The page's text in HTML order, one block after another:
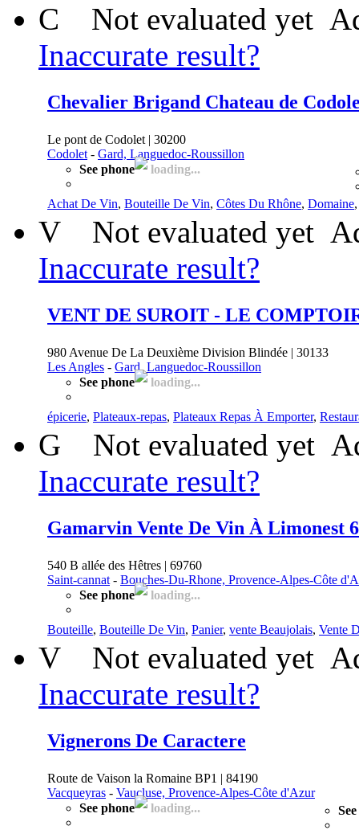
C Not evaluated yet
Inaccurate result?
Chevalier Brigand Chateau de
Le pont de Codolet | 30200
Codolet - Gard, Languedoc-Roussillon
See phone
loading...
Achat De Vin, Bouteille De Vin, Côtes Du Rhône, Domaine
V Not evaluated yet
Inaccurate result?
VENT DE SUROIT - LE
980 Avenue De La Deuxième Division Blindée | 30133
Les Angles - Gard, Languedoc-Roussillon
See phone
loading...
épicerie, Plateaux-repas, Plateaux Repas À Emporter,
G Not evaluated yet
Inaccurate result?
Gamarvin Vente De Vin À Limonest
540 B allée des Hêtres | 69760
Saint-cannat - Bouches-Du-Rhone, Provence-Alpes-Côte
See phone
loading...
Bouteille, Bouteille De Vin, Panier, vente Beaujolais, Vente
V Not evaluated yet
Inaccurate result?
Vignerons De Caractere
Route de Vaison la Romaine BP1 | 84190
Vacqueyras - Vaucluse, Provence-Alpes-Côte d'Azur
See phone
loading...